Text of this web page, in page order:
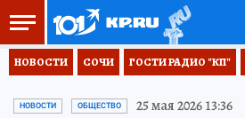
НОВОСТИ СОЧИ ГОСТИ РАДИО "КП"
НОВОСТИ ОБЩЕСТВО 25 мая 2026 13:36